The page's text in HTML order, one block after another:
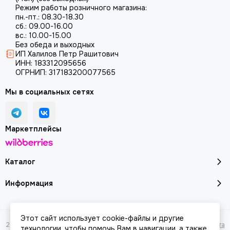
Режим работы розничного магазина:
пн.-пт.: 08.30-18.30
сб.: 09.00-16.00
вс.: 10.00-15.00
Без обеда и выходных
ИП Халилов Петр Рашитович
ИНН: 183312095656
ОГРНИП: 317183200077565
Каталог
Информация
Мы в социальных сетях
Маркетплейсы
2026 © Молоток18.ру - инструмент, техника, оборудование. Карта сайта
Этот сайт использует cookie-файлы и другие